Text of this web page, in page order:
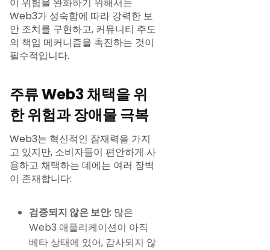
Web3가 성숙함에 따라 강력한 보
안 조치를 구현하고, 커뮤니티 주도
의 책임 메커니즘을 촉진하는 것이
필수적입니다.
주류 Web3 채택을 위
한 위험과 장애물 극복
Web3는 혁신적인 잠재력을 가지
고 있지만, 소비자들이 편안하게 사
용하고 채택하는 데에는 여러 장벽
이 존재합니다:
검증되지 않은 보안: 많은
Web3 애플리케이션이 아직
베타 상태에 있어, 감사되지 않